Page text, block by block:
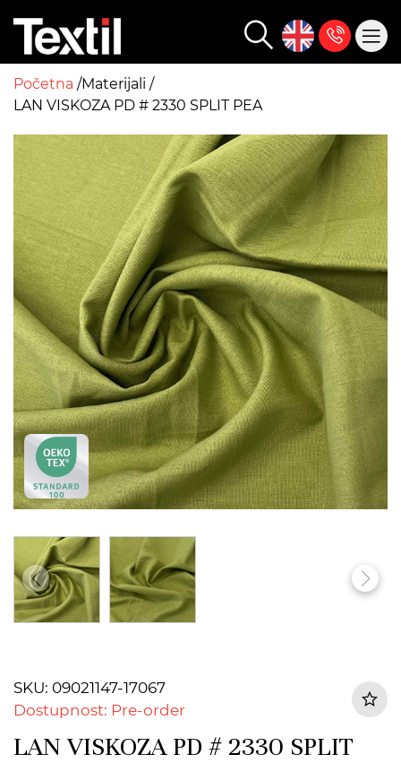
Početna Materijali
LAN VISKOZA PD # 2330 SPLIT PEA
SKU: 09021147-17067
Dostupnost: Pre-order
LAN VISKOZA PD # 2330 SPLIT